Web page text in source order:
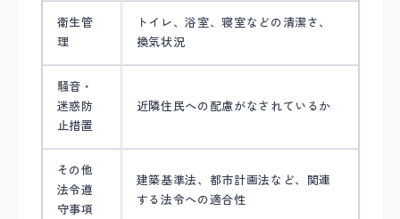
衛生管
理
トイレ、浴室、寝室などの清潔さ、
換気状況
騒音・
迷惑防
止措置
近隣住民への配慮がなされているか
その他
法令遵
守事項
建築基準法、都市計画法など、関連
する法令への適合性